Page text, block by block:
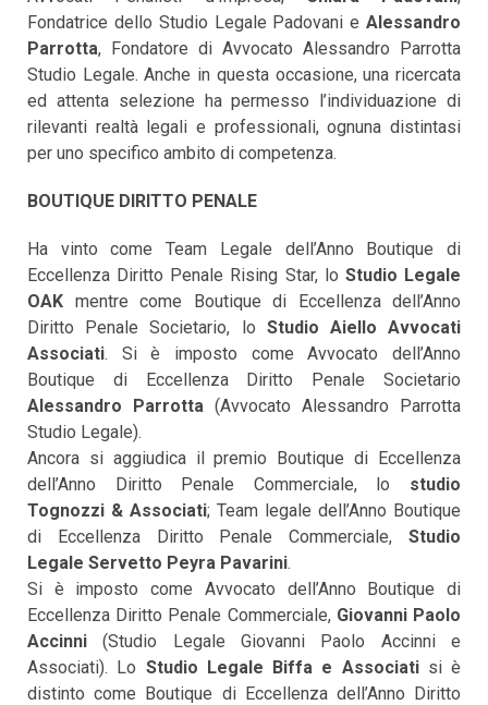
Fondatrice dello Studio Legale Padovani e Alessandro
Parrotta, Fondatore di Avvocato Alessandro Parrotta
Studio Legale. Anche in questa occasione, una ricercata
ed attenta selezione ha permesso l’individuazione di
rilevanti realtà legali e professionali, ognuna distintasi
per uno specifico ambito di competenza.
BOUTIQUE DIRITTO PENALE
Ha vinto come Team Legale dell’Anno Boutique di
Eccellenza Diritto Penale Rising Star, lo Studio Legale
OAK mentre come Boutique di Eccellenza dell’Anno
Diritto Penale Societario, lo Studio Aiello Avvocati
Associati. Si è imposto come Avvocato dell’Anno
Boutique di Eccellenza Diritto Penale Societario
Alessandro Parrotta (Avvocato Alessandro Parrotta
Studio Legale).
Ancora si aggiudica il premio Boutique di Eccellenza
dell’Anno Diritto Penale Commerciale, lo studio
Tognozzi & Associati; Team legale dell’Anno Boutique
di Eccellenza Diritto Penale Commerciale, Studio
Legale Servetto Peyra Pavarini.
Si è imposto come Avvocato dell’Anno Boutique di
Eccellenza Diritto Penale Commerciale, Giovanni Paolo
Accinni(Studio Legale Giovanni Paolo Accinni e
Associati). Lo Studio Legale Biffa e Associatisi è
distinto come Boutique di Eccellenza dell’Anno Diritto